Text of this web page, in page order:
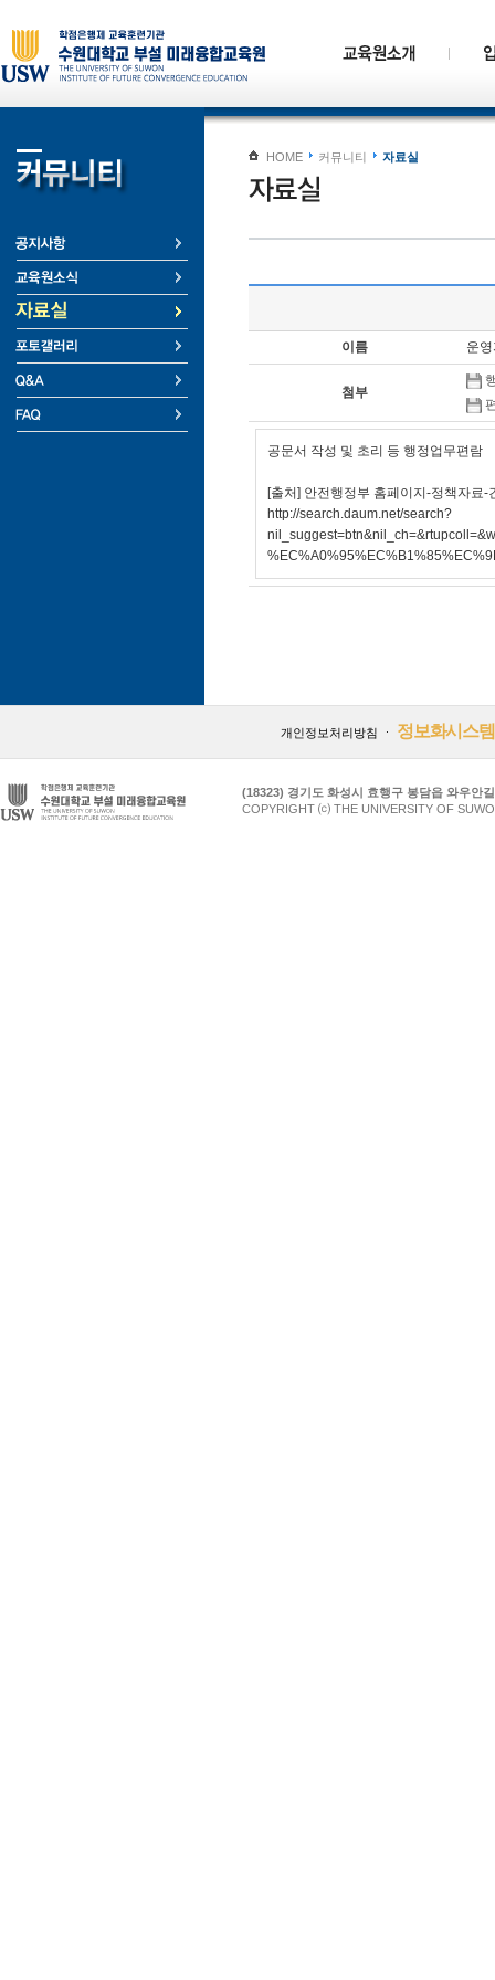
HOME 커뮤니티 자료실
이름 운
첨부
공문서 작성 및 초리 등 행정업무편람
[출처] 안전행정부 홈페이지-정책자료-
http://search.daum.net/search?
개인정보처리방침 ㆍ 정보화시스템
(18323) 경기도 화성시 효행구 봉담읍 와우안
COPYRIGHT ⒞ THE UNIVERSITY OF